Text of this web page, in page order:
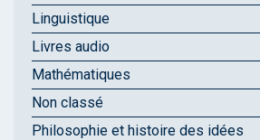
Linguistique
Livres audio
Mathématiques
Non classé
Philosophie et histoire des idées